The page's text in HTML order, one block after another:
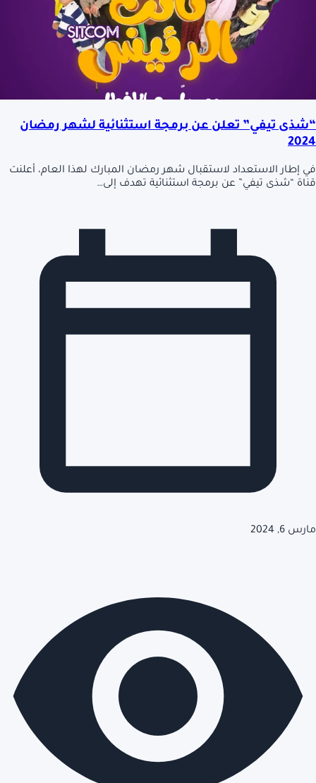
“شذى تيفي” تعلن عن برمجة استثنائية لشهر رمضان
2024
في إطار الاستعداد لاستقبال شهر رمضان المبارك لهذا العام، أعلنت
قناة “شذى تيفي” عن برمجة استثنائية تهدف إلى…
مارس 6, 2024